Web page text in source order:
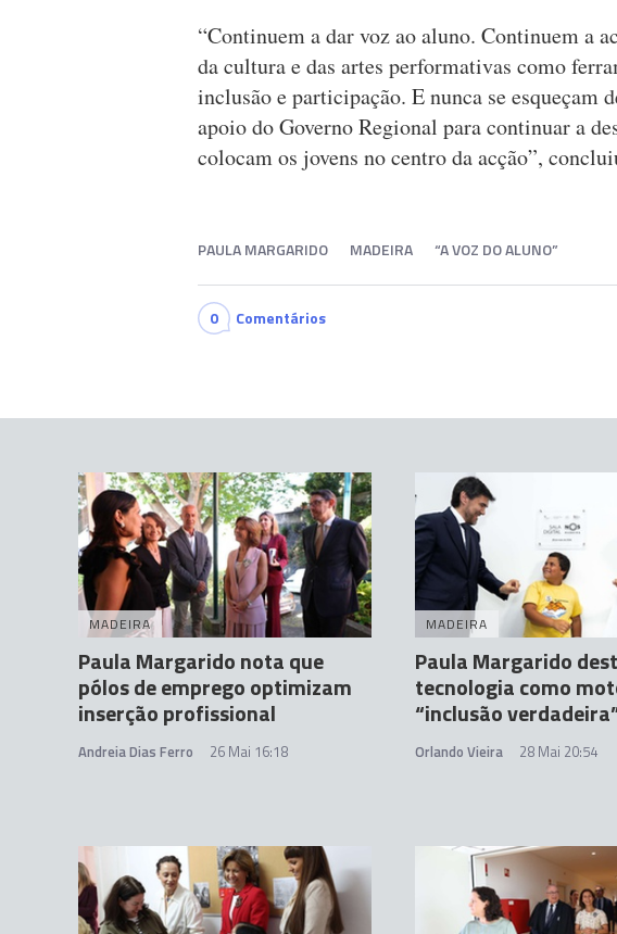
“Continuem a dar voz ao aluno. Continuem a
da cultura e das artes performativas como
inclusão e participação. E nunca se esqueçam
apoio do Governo Regional para continuar a
colocam os jovens no centro da acção”,
PAULA MARGARIDO MADEIRA “A VOZ DO ALUNO”
0 Comentários
MADEIRA
Paula Margarido nota que
pólos de emprego optimizam
inserção profissional
Andreia Dias Ferro 26 Mai 16:18
MADEIRA
Paula Margarido
tecnologia como
“inclusão
Orlando Vieira 28 Mai 20:54